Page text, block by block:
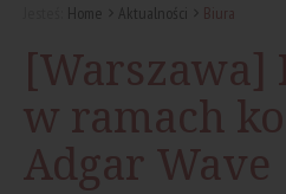
Home Aktualności Biura
[Warszawa]
w ramach
Adgar Wave